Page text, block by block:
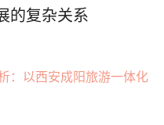
的复杂关系